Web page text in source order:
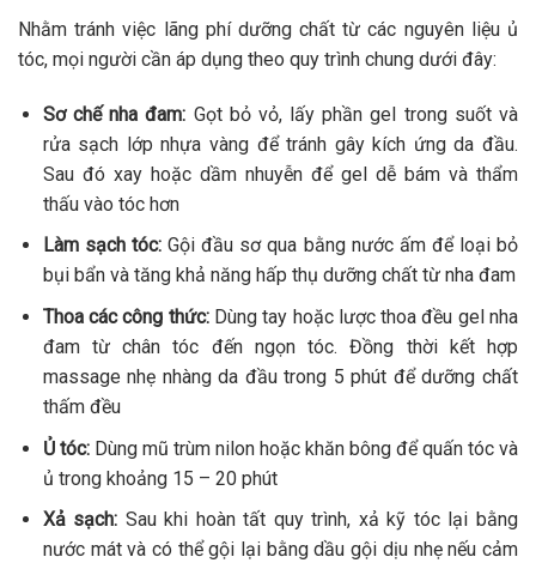
Nhằm tránh việc lãng phí dưỡng chất từ các nguyên liệu ủ
tóc, mọi người cần áp dụng theo quy trình chung dưới đây:
Sơ chế nha đam: Gọt bỏ vỏ, lấy phần gel trong suốt và
rửa sạch lớp nhựa vàng để tránh gây kích ứng da đầu.
Sau đó xay hoặc dầm nhuyễn để gel dễ bám và thẩm
thấu vào tóc hơn
Làm sạch tóc: Gội đầu sơ qua bằng nước ấm để loại bỏ
bụi bẩn và tăng khả năng hấp thụ dưỡng chất từ nha đam
Thoa các công thức:Dùng tay hoặc lược thoa đều gel nha
đam từ chân tóc đến ngọn tóc. Đồng thời kết hợp
massage nhẹ nhàng da đầu trong 5 phút để dưỡng chất
thấm đều
Ủ tóc:Dùng mũ trùm nilon hoặc khăn bông để quấn tóc và
ủ trong khoảng 15 – 20 phút
Xả sạch: Sau khi hoàn tất quy trình, xả kỹ tóc lại bằng
nước mát và có thể gội lại bằng dầu gội dịu nhẹ nếu cảm